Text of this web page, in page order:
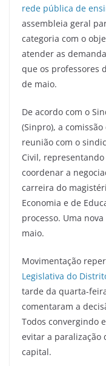
rede pública de
assembleia geral
categoria com o
atender as
que os professores
de maio.
De acordo com o
(Sinpro), a
reunião com o
Civil,
coordenar a
carreira do
Economia e de
processo. Uma
maio.
Movimentação
Legislativa do
tarde da quarta-
comentaram a
Todos convergindo
evitar a paralização
capital.